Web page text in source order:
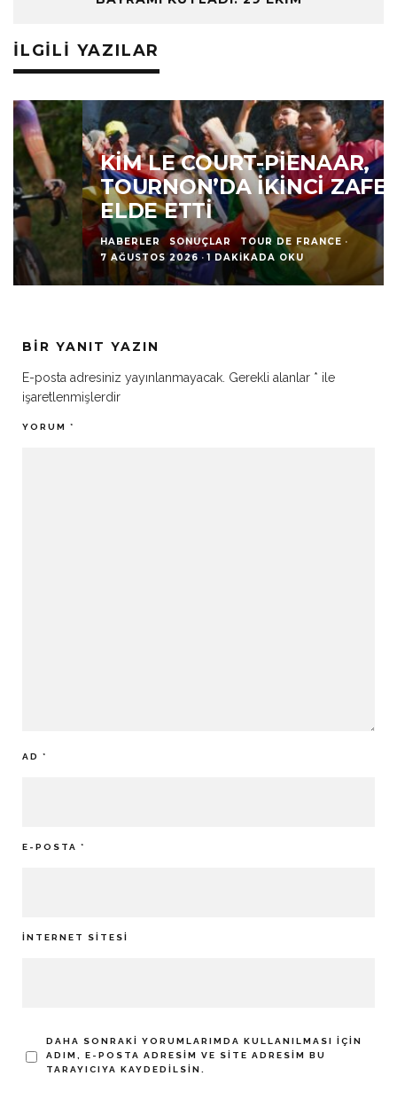
İLGILI YAZILAR
KIM LE COURT-PIENAAR,
TOURNON’DA İKINCI ZAFERINI
ELDE ETTI
HABERLER SONUÇLAR TOUR DE FRANCE
·
7 AĞUSTOS 2026 · 1 DAKIKADA OKU
BIR YANIT YAZIN
E-posta adresiniz yayınlanmayacak. Gerekli alanlar * ile
işaretlenmişlerdir
YORUM *
AD *
E-POSTA *
İNTERNET SITESI
DAHA SONRAKI YORUMLARIMDA KULLANILMASI IÇIN
ADIM, E-POSTA ADRESIM VE SITE ADRESIM BU
TARAYICIYA KAYDEDILSIN.